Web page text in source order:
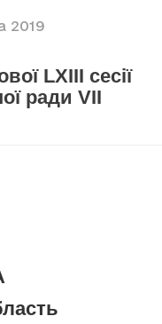
2019
LXIII сесії
ради VII